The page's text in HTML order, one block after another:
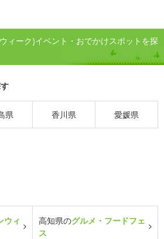
ィーク)イベント・おでかけスポットを探
県 香川県 愛媛県
ウィ
高知県のグルメ・フードフェ
ス